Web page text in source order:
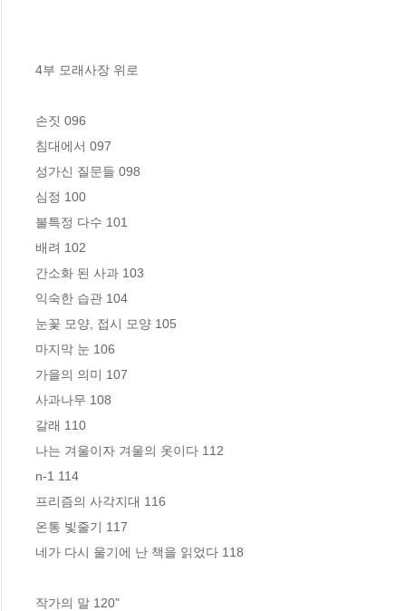
4부 모래사장 위로
손짓 096
침대에서 097
성가신 질문들 098
심정 100
불특정 다수 101
배려 102
간소화 된 사과 103
익숙한 습관 104
눈꽃 모양, 접시 모양 105
마지막 눈 106
가을의 의미 107
사과나무 108
갈래 110
나는 겨울이자 겨울의 옷이다 112
n-1 114
프리즘의 사각지대 116
온통 빛줄기 117
네가 다시 울기에 난 책을 읽었다 118
작가의 말 120"